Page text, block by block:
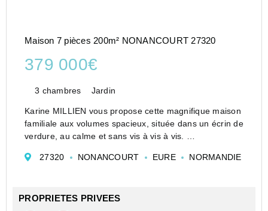
Maison 7 pièces 200m² NONANCOURT 27320
379 000€
3 chambres Jardin
Karine MILLIEN vous propose cette magnifique maison
familiale aux volumes spacieux, située dans un écrin de
verdure, au calme et sans vis à vis à vis.
Nonancourt, 20 min de Dreux et 30 min d'Evreux. <...
27320 NONANCOURT EURE NORMANDIE
PROPRIETES PRIVEES